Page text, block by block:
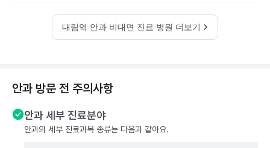
대림역 안과 비대면 진료 병원 더보기
안과 방문 전 주의사항
안과 세부 진료분야
안과의 세부 진료과목 종류는 다음과 같아요.